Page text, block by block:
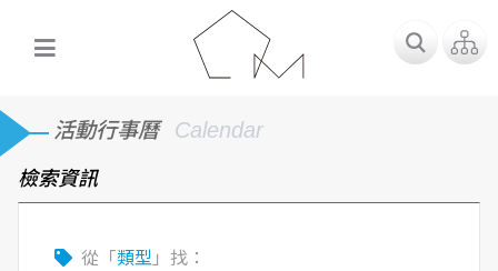
活動行事曆 Calendar
檢索資訊
從「類型」找：